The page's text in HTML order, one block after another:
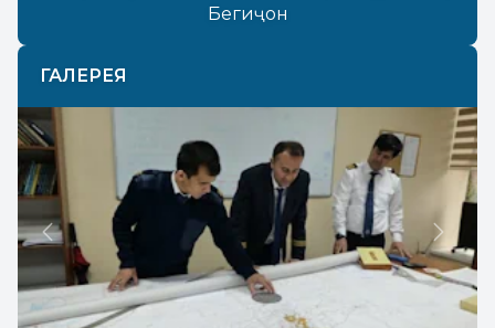
Бегиҷон
ГАЛЕРЕЯ
Previous Next